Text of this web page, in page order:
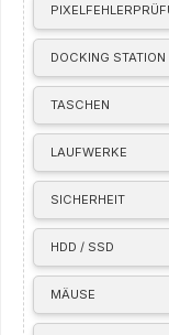
DOCKING STATION
TASCHEN
LAUFWERKE
SICHERHEIT
HDD / SSD
MÄUSE